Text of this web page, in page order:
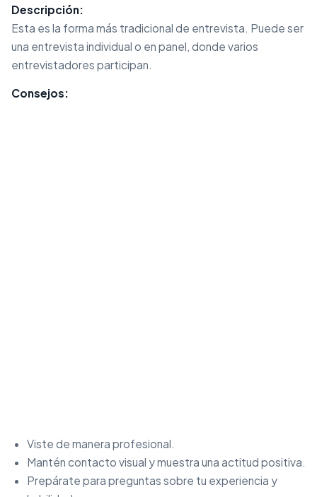
Descripción:
Esta es la forma más tradicional de entrevista. Puede ser
una entrevista individual o en panel, donde varios
entrevistadores participan.
Consejos:
Viste de manera profesional.
Mantén contacto visual y muestra una actitud positiva.
Prepárate para preguntas sobre tu experiencia y